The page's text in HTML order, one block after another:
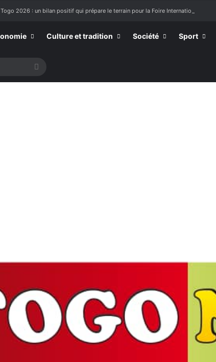
2026 : un bilan positif qui prépare le terrain pour la Foire Internationale de
Culture et tradition Société Sport
Rechercher